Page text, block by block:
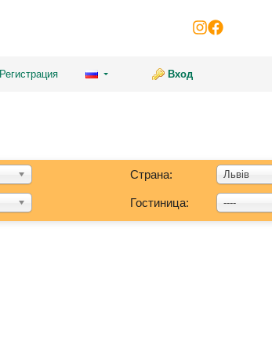
Регистрация Вход
Страна: Львів
Гостиница: ----